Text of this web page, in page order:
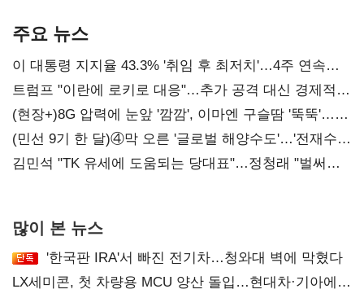
주요 뉴스
이 대통령 지지율 43.3% '취임 후 최저치'…4주 연속
'하락'
트럼프 "이란에 로키로 대응"…추가 공격 대신 경제적
압박 시사
(현장+)8G 압력에 눈앞 '깜깜', 이마엔 구슬땀 '뚝뚝'…
화려한 에어쇼 뒤 땀방울
(민선 9기 한 달)④막 오른 '글로벌 해양수도'…'전재수
리더십' 시험대
김민석 "TK 유세에 도움되는 당대표"…정청래 "벌써
많이 본 뉴스
'한국판 IRA'서 빠진 전기차…청와대 벽에 막혔다
LX세미콘, 첫 차량용 MCU 양산 돌입…현대차·기아에